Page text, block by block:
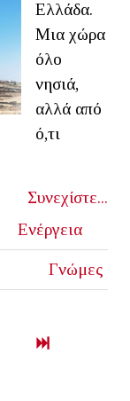
Ελλάδα.
Μια χώρα
όλο
νησιά,
αλλά από
ό,τι
Συνεχίστε...
Ενέργεια
Γνώμες